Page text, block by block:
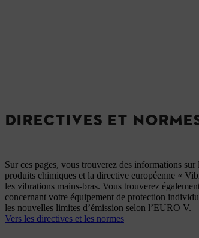
DIRECTIVES ET
Sur ces pages, vous trouverez des informations
produits chimiques et la directive européenne «
les vibrations mains-bras. Vous trouverez
concernant votre équipement de protection
les nouvelles limites d’émission selon l’EURO V.
Vers les directives et les normes